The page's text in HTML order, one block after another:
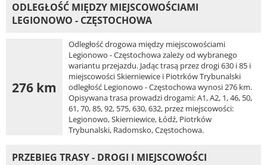
ODLEGŁOŚĆ MIĘDZY MIEJSCOWOŚCIAMI
LEGIONOWO - CZĘSTOCHOWA
276 km
Odległość drogowa między miejscowościami
Legionowo - Częstochowa zależy od wybranego
wariantu przejazdu. Jadąc trasą przez drogi 630 i 85 i
miejscowości Skierniewice i Piotrków Trybunalski
odległość Legionowo - Częstochowa wynosi 276 km.
Opisywana trasa prowadzi drogami: A1, A2, 1, 46, 50,
61, 70, 85, 92, 575, 630, 632, przez miejscowości:
Legionowo, Skierniewice, Łódź, Piotrków
Trybunalski, Radomsko, Częstochowa.
PRZEBIEG TRASY - DROGI I MIEJSCOWOŚCI